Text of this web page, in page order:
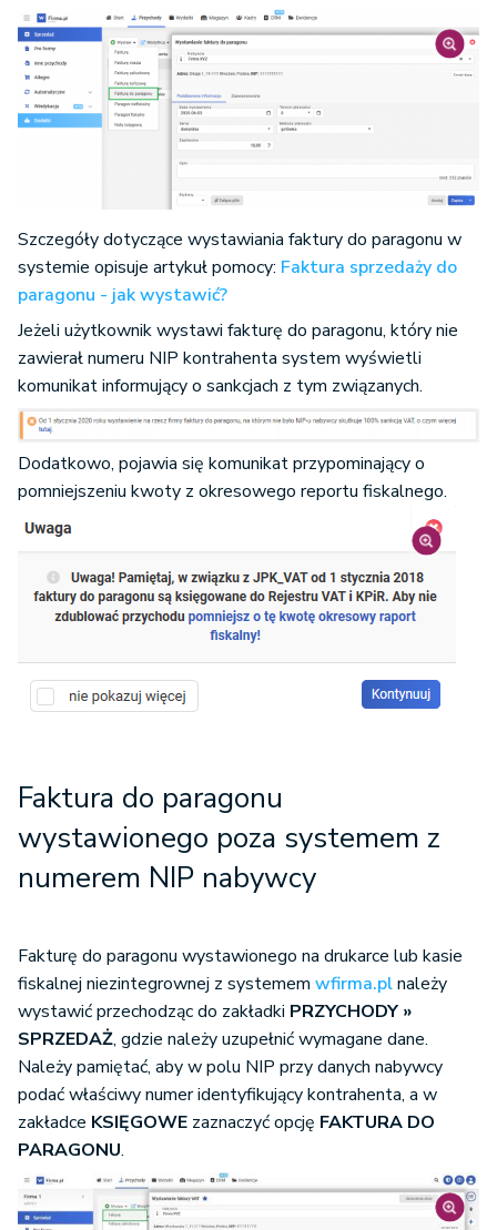
Szczegóły dotyczące wystawiania faktury do paragonu w
systemie opisuje artykuł pomocy: Faktura sprzedaży do
paragonu - jak wystawić?
Jeżeli użytkownik wystawi fakturę do paragonu, który nie
zawierał numeru NIP kontrahenta system wyświetli
komunikat informujący o sankcjach z tym związanych.
Dodatkowo, pojawia się komunikat przypominający o
pomniejszeniu kwoty z okresowego reportu fiskalnego.
Faktura do paragonu
wystawionego poza systemem z
numerem NIP nabywcy
Fakturę do paragonu wystawionego na drukarce lub kasie
fiskalnej niezintegrownej z systemem wfirma.plnależy
wystawić przechodząc do zakładki PRZYCHODY »
SPRZEDAŻ, gdzie należy uzupełnić wymagane dane.
Należy pamiętać, aby w polu NIP przy danych nabywcy
podać właściwy numer identyfikujący kontrahenta, a w
zakładce KSIĘGOWE zaznaczyć opcję FAKTURA DO
PARAGONU.